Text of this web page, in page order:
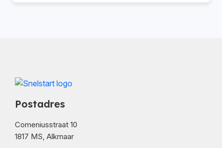
Postadres
Comeniusstraat 10
1817 MS, Alkmaar